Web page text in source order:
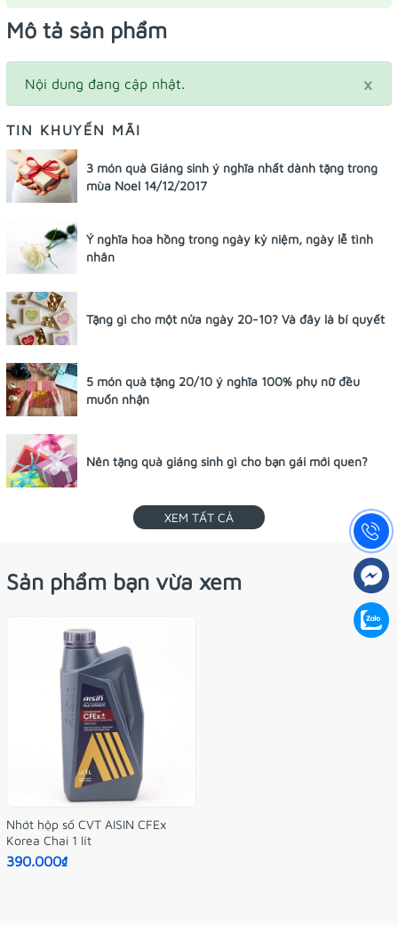
Mô tả sản phẩm
×
Nội dung đang cập nhật.
TIN KHUYẾN MÃI
3 món quà Giáng sinh ý nghĩa nhất dành tặng trong
mùa Noel 14/12/2017
Ý nghĩa hoa hồng trong ngày kỷ niệm, ngày lễ tình
nhân
Tặng gì cho một nửa ngày 20-10? Và đây là bí quyết
5 món quà tặng 20/10 ý nghĩa 100% phụ nữ đều
muốn nhận
Nên tặng quà giáng sinh gì cho bạn gái mới quen?
XEM TẤT CẢ
Sản phẩm bạn vừa xem
Nhớt hộp số CVT AISIN CFEx
Korea Chai 1 lít
390.000₫